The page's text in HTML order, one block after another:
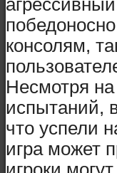
консолям,
Несмотря
испытаний,
что успели
игра может